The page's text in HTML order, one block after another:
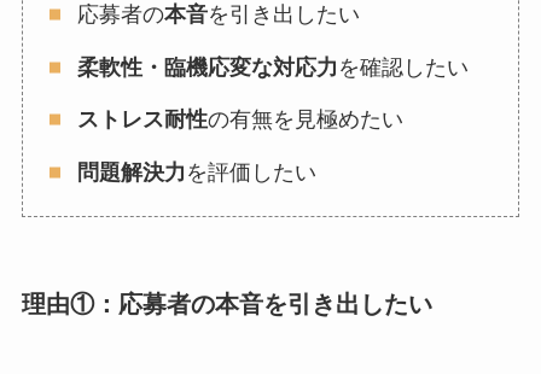
応募者の本音を引き出したい
柔軟性・臨機応変な対応力 を確認したい
ストレス耐性の有無を見極めたい
問題解決力 を評価したい
理由①：応募者の本音を引き出したい